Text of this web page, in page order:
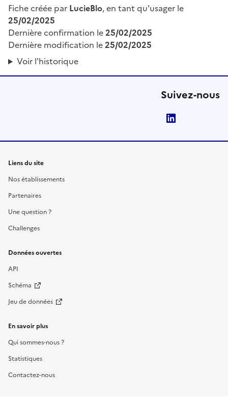
Fiche créée par LucieBlo, en tant qu'usager le
25/02/2025
Dernière confirmation le25/02/2025
Dernière modification le25/02/2025
Voir l'historique
Suivez-nous
Liens du site
Nos établissements
Partenaires
Une question ?
Challenges
Données ouvertes
API
Schéma
Jeu de données
En savoir plus
Qui sommes-nous ?
Statistiques
Contactez-nous